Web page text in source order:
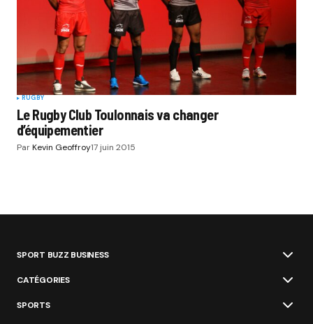
RUGBY
Le Rugby Club Toulonnais va changer
d’équipementier
ParKevin Geoffroy17 juin 2015
SPORT BUZZ BUSINESS
CATÉGORIES
SPORTS